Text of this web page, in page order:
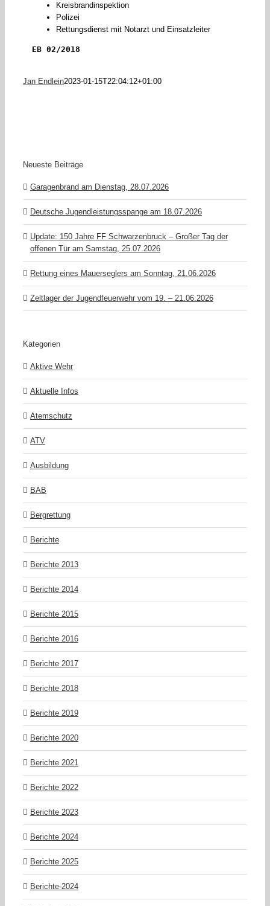
Kreisbrandinspektion
Polizei
Rettungsdienst mit Notarzt und Einsatzleiter
EB 02/2018
Jan Endlein2023-01-15T22:04:12+01:00
Neueste Beiträge
Garagenbrand am Dienstag, 28.07.2026
Deutsche Jugendleistungsspange am 18.07.2026
Update: 150 Jahre FF Schwarzenbruck – Großer Tag der
offenen Tür am Samstag, 25.07.2026
Rettung eines Mauerseglers am Sonntag, 21.06.2026
Zeltlager der Jugendfeuerwehr vom 19. – 21.06.2026
Kategorien
Aktive Wehr
Aktuelle Infos
Atemschutz
ATV
Ausbildung
BAB
Bergrettung
Berichte
Berichte 2013
Berichte 2014
Berichte 2015
Berichte 2016
Berichte 2017
Berichte 2018
Berichte 2019
Berichte 2020
Berichte 2021
Berichte 2022
Berichte 2023
Berichte 2024
Berichte 2025
Berichte-2024